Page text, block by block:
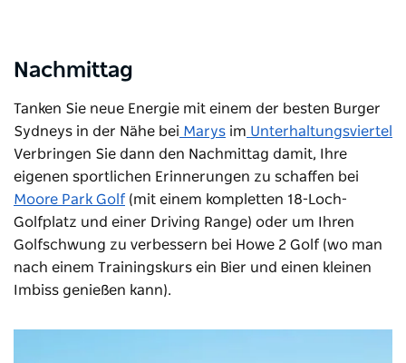
Nachmittag
Tanken Sie neue Energie mit einem der besten Burger
Sydneys in der Nähe bei Marys im Unterhaltungsviertel
Verbringen Sie dann den Nachmittag damit, Ihre
eigenen sportlichen Erinnerungen zu schaffen bei
Moore Park Golf (mit einem kompletten 18-Loch-
Golfplatz und einer Driving Range) oder um Ihren
Golfschwung zu verbessern bei Howe 2 Golf (wo man
nach einem Trainingskurs ein Bier und einen kleinen
Imbiss genießen kann).